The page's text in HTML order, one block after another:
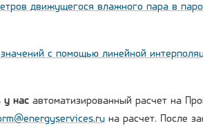
движущегося влажного пара в
с помощью линейной
у нас автоматизированный расчет на
на расчет. После